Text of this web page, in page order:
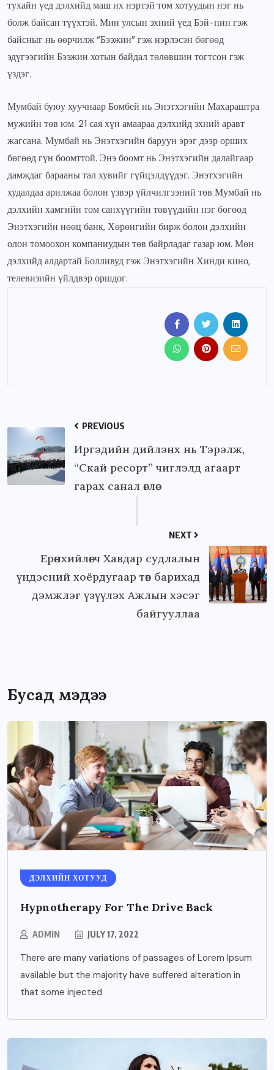
тухайн үед дэлхийд маш их нэртэй том хотуудын нэг нь
болж байсан түүхтэй. Мин улсын эхний үед Бэй-пин гэж
байсныг нь өөрчилж “Бээжин” гэж нэрлэсэн бөгөөд
эдүгээгийн Бээжин хотын байдал төлөвшин тогтсон гэж
үздэг.
Мумбай буюу хуучнаар Бомбей нь Энэтхэгийн Махараштра
мужийн төв юм. 21 сая хүн амаараа дэлхийд эхний аравт
жагсана. Мумбай нь Энэтхэгийн баруун эрэг дээр орших
бөгөөд гүн боомттой. Энэ боомт нь Энэтхэгийн далайгаар
дамждаг барааны тал хувийг гүйцэлдүүдэг. Энэтхэгийн
худалдаа арилжаа болон үзвэр үйлчилгээний төв Мумбай нь
дэлхийн хамгийн том санхүүгийн төвүүдийн нэг бөгөөд
Энэтхэгийн нөөц банк, Хөрөнгийн бирж болон дэлхийн
олон томоохон компаниудын төв байрладаг газар юм. Мөн
дэлхийд алдартай Болливуд гэж Энэтхэгийн Хинди кино,
телевизийн үйлдвэр оршдог.
PREVIOUS
Иргэдийн дийлэнх нь Тэрэлж,
“Скай ресорт” чиглэлд агаарт
гарах санал өглөө
NEXT
Ерөнхийлөгч Хавдар судлалын
үндэсний хоёрдугаар төв барихад
дэмжлэг үзүүлэх Ажлын хэсэг
байгууллаа
Бусад мэдээ
ДЭЛХИЙН ХОТУУД
Hypnotherapy For The Drive Back
ADMIN JULY 17, 2022
There are many variations of passages of Lorem Ipsum
available but the majority have suffered alteration in
that some injected